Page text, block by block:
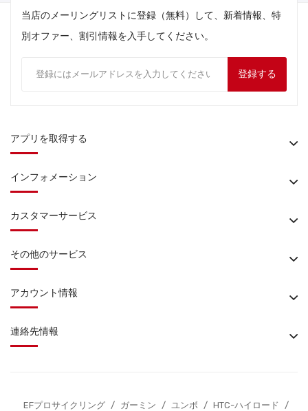
当店のメーリングリストに登録（無料）して、新着情報、特
別オファー、割引情報を入手してください。
登録する
アプリを取得する
インフォメーション
カスタマーサービス
その他のサービス
アカウント情報
連絡先情報
EFプロサイクリング / ガーミン / ユンボ / HTC-ハイロード /